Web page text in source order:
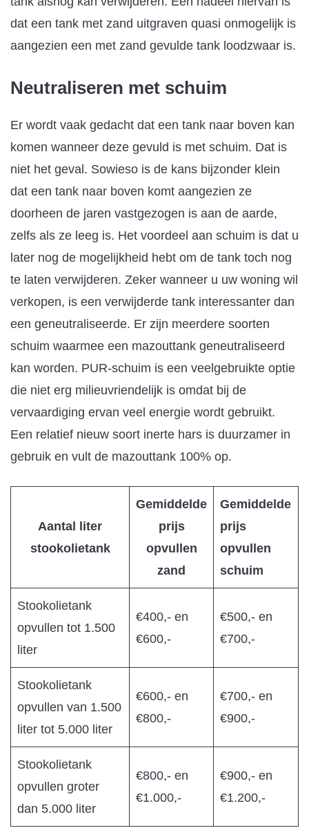
dat een tank met zand uitgraven quasi onmogelijk is
aangezien een met zand gevulde tank loodzwaar is.
Neutraliseren met schuim
Er wordt vaak gedacht dat een tank naar boven kan
komen wanneer deze gevuld is met schuim. Dat is
niet het geval. Sowieso is de kans bijzonder klein
dat een tank naar boven komt aangezien ze
doorheen de jaren vastgezogen is aan de aarde,
zelfs als ze leeg is. Het voordeel aan schuim is dat u
later nog de mogelijkheid hebt om de tank toch nog
te laten verwijderen. Zeker wanneer u uw woning wil
verkopen, is een verwijderde tank interessanter dan
een geneutraliseerde. Er zijn meerdere soorten
schuim waarmee een mazouttank geneutraliseerd
kan worden. PUR-schuim is een veelgebruikte optie
die niet erg milieuvriendelijk is omdat bij de
vervaardiging ervan veel energie wordt gebruikt.
Een relatief nieuw soort inerte hars is duurzamer in
gebruik en vult de mazouttank 100% op.
Aantal liter
stookolietank
Gemiddelde
prijs
opvullen
zand
Gemiddelde
prijs
opvullen
schuim
Stookolietank
opvullen tot 1.500
liter
€400,- en
€600,-
€500,- en
€700,-
Stookolietank
opvullen van 1.500
liter tot 5.000 liter
€600,- en
€800,-
€700,- en
€900,-
Stookolietank
opvullen groter
dan 5.000 liter
€800,- en
€1.000,-
€900,- en
€1.200,-